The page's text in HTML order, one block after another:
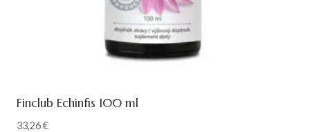
Finclub Echinfis 100 ml
33,26€